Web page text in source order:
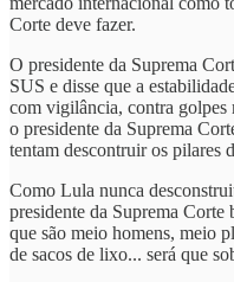
Corte deve fazer.
O presidente da Suprema
SUS e disse que a
com vigilância, contra golpes
o presidente da Suprema
tentam descontruir os pilares
Como Lula nunca
presidente da Suprema
que são meio homens, meio
de sacos de lixo... será que